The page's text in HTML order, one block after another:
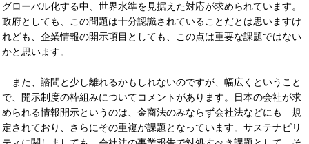
グローバル化する中、世界水準を見据えた対応が求められています。
政府としても、この問題は十分認識されていることだとは思いますけ
れども、企業情報の開示項目としても、この点は重要な課題ではない
かと思います。
また、諮問と少し離れるかもしれないのですが、幅広くということ
で、開示制度の枠組みについてコメントがあります。日本の会社が求
められる情報開示というのは、金商法のみならず会社法などにも 規
定されており、さらにその重複が課題となっています。サステナビリ